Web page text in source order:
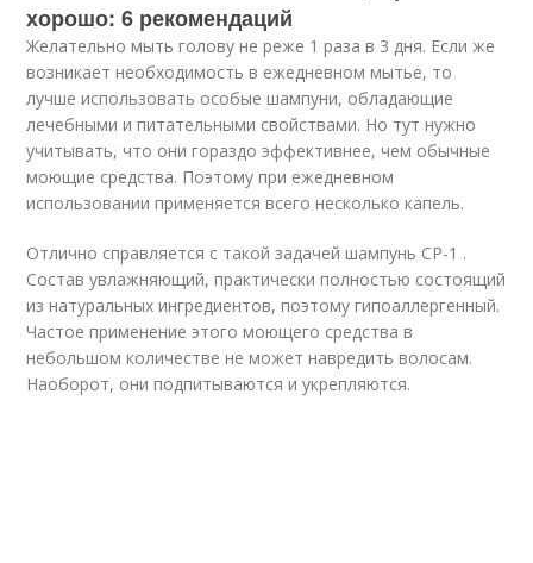
хорошо: 6 рекомендаций
Желательно мыть голову не реже 1 раза в 3 дня. Если же
возникает необходимость в ежедневном мытье, то
лучше использовать особые шампуни, обладающие
лечебными и питательными свойствами. Но тут нужно
учитывать, что они гораздо эффективнее, чем обычные
моющие средства. Поэтому при ежедневном
использовании применяется всего несколько капель.
Отлично справляется с такой задачей шампунь CP-1 .
Состав увлажняющий, практически полностью состоящий
из натуральных ингредиентов, поэтому гипоаллергенный.
Частое применение этого моющего средства в
небольшом количестве не может навредить волосам.
Наоборот, они подпитываются и укрепляются.